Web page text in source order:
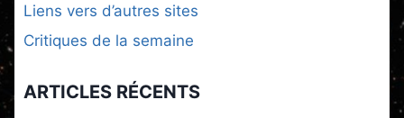
Liens vers d’autres sites
Critiques de la semaine
ARTICLES RÉCENTS